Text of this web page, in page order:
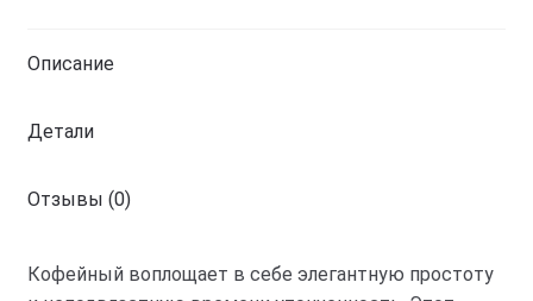
молоком
Описание
Детали
Отзывы (0)
Кофейный воплощает в себе элегантную простоту